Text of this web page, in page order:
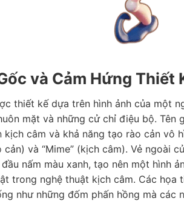
và Cảm Hứng Thiết
thiết kế dựa trên hình ảnh của một
mặt và những cử chỉ điệu bộ. Tên
câm và khả năng tạo rào cản vô
cản) và “Mime” (kịch câm). Vẻ
nấm màu xanh, tạo nên một hình
trong nghệ thuật kịch câm. Các
như những đốm phấn hồng mà các